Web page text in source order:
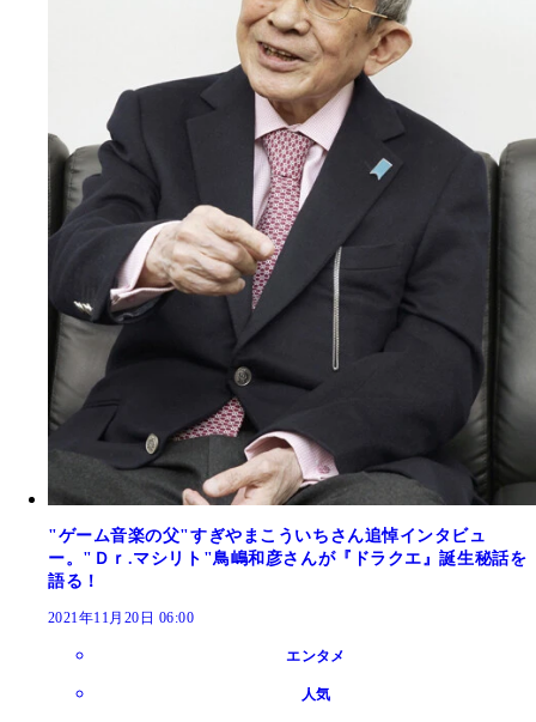
"ゲーム音楽の父"すぎやまこういちさん追悼インタビュ
ー。"Ｄｒ.マシリト"鳥嶋和彦さんが『ドラクエ』誕生秘話を
語る！
2021年11月20日 06:00
エンタメ
人気